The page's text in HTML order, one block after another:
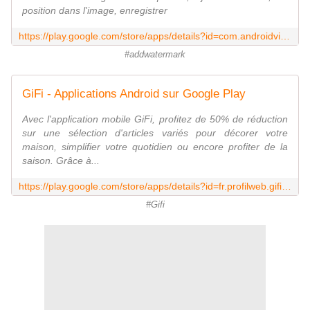
position dans l'image, enregistrer
#addwatermark
GiFi - Applications Android sur Google Play
Avec l'application mobile GiFi, profitez de 50% de réduction
sur une sélection d'articles variés pour décorer votre
maison, simplifier votre quotidien ou encore profiter de la
saison. Grâce à...
#Gifi